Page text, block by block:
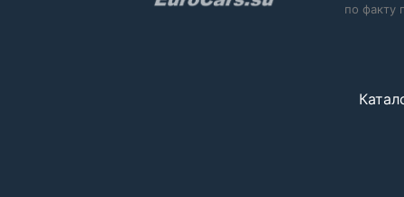
Сажевый фильтр
по факту